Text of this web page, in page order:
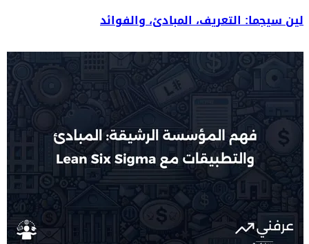
لين سيجما: التعريف، المبادئ، والفوائد